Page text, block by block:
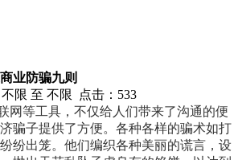
业防骗九则
限 至 不限 点击：533
等工具，不仅给人们带来了沟通的便
骗子提供了方便。各种各样的骗术如打
纷出笼。他们编织各种美丽的谎言，设